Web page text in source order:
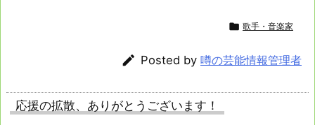
 歌手・音楽家
 Posted by 噂の芸能情報管理者
応援の拡散、ありがとうございます！